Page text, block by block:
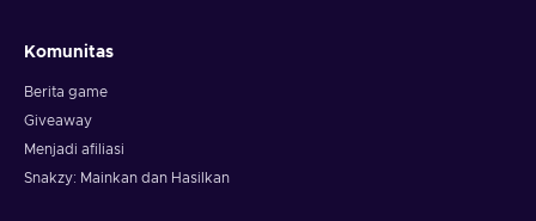
Komunitas
Berita game
Giveaway
Menjadi afiliasi
Snakzy: Mainkan dan Hasilkan